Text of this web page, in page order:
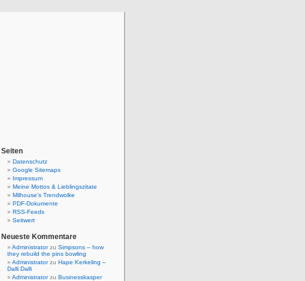
Seiten
Datenschutz
Google Sitemaps
Impressum
Meine Mottos & Lieblingszitate
Milhouse’s Trendwolke
PDF-Dokumente
RSS-Feeds
Seitwert
Neueste Kommentare
Administratorzu Simpsons – how
they rebuild the pins bowling
Administratorzu Hape Kerkeling –
Dalli Dalli
Administratorzu Businesskasper